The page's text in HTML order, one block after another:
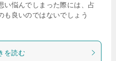
い悩んでしまった際には、占
も良いのではないでしょう
を読む